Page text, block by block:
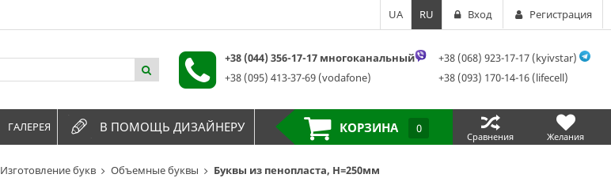
Изготовление букв Объемные буквы Буквы из пенопласта, H=250мм
UA RU Вход Регистрация
+38 (044) 356-17-17 многоканальный
+38 (095) 413-37-69 (vodafone)
+38 (068) 923-17-17 (kyivstar)
+38 (093) 170-14-16 (lifecell)
ГАЛЕРЕЯ В ПОМОЩЬ ДИЗАЙНЕРУ КОРЗИНА 0
Сравнения Желания